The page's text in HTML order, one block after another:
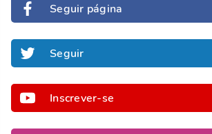
Seguir página
Seguir
Inscrever-se